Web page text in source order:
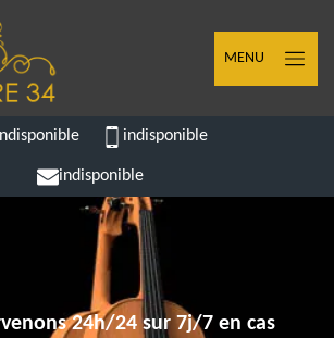
MENU
indisponible
indisponible
24h/24 sur 7j/7 en cas